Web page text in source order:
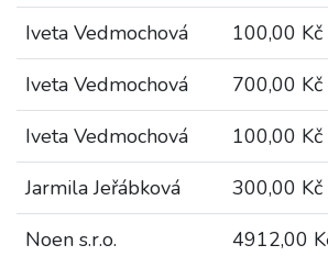
Iveta Vedmochová
100,00 Kč
Iveta Vedmochová
700,00 Kč
Iveta Vedmochová
100,00 Kč
Jarmila Jeřábková
300,00 Kč
Noen s.r.o.
4912,00